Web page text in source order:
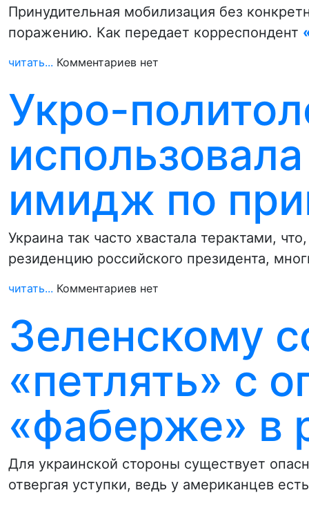
Принудительная мобилизация без
поражению. Как передает корреспондент
читать... Комментариев нет
Укро-
имидж по
Украина так часто хвастала терактами,
резиденцию российского президента,
читать... Комментариев нет
Зеленскому
«петлять» с
«фаберже» в
Для украинской стороны существует
отвергая уступки, ведь у американцев